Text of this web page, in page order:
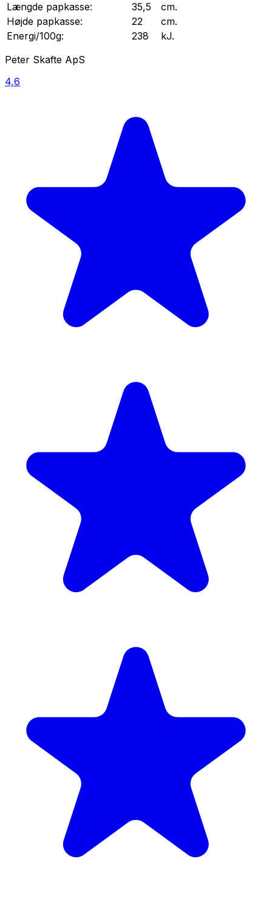
Længde papkasse: 35,5
cm.
Højde papkasse: 22
cm.
Energi/100g:
238
kJ.
Peter Skafte ApS
4,6